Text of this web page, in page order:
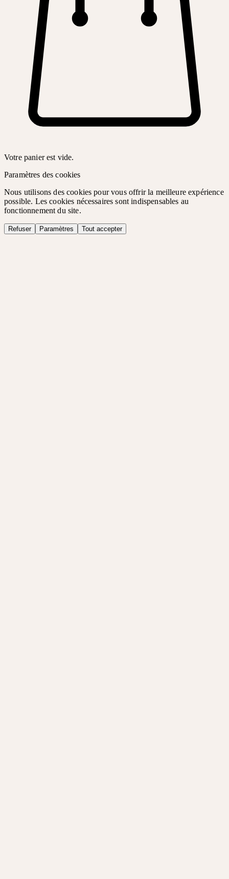
Votre panier est vide.
Paramètres des cookies
Nous utilisons des cookies pour vous offrir la meilleure expérience
possible. Les cookies nécessaires sont indispensables au
fonctionnement du site.
Refuser Paramètres Tout accepter